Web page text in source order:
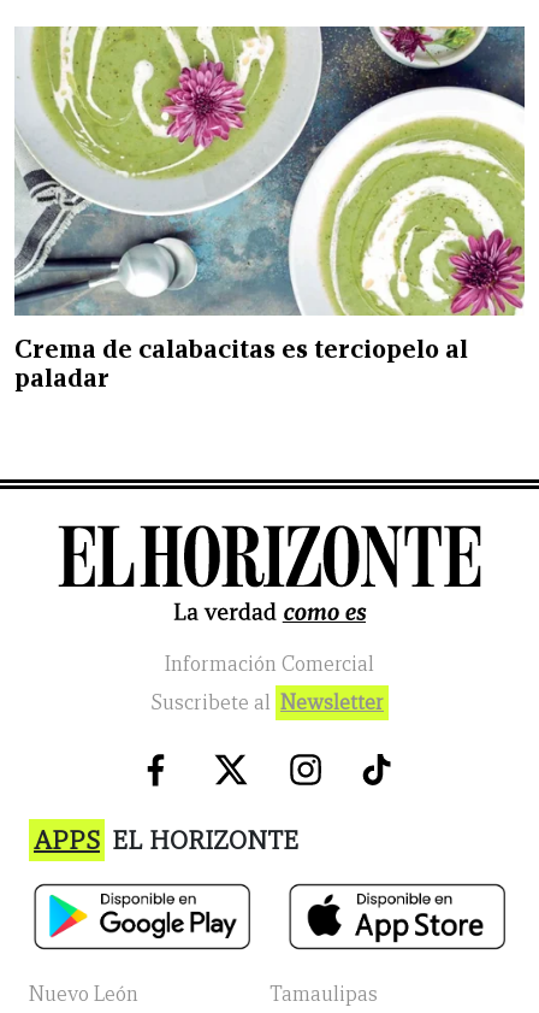
Crema de calabacitas es terciopelo al
paladar
Información Comercial
Suscribete al Newsletter
APPS EL HORIZONTE
Nuevo León Tamaulipas